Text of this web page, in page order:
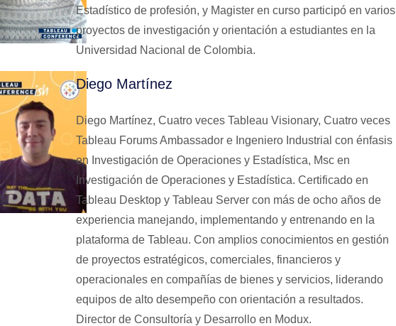
Estadístico de profesión, y Magister en curso participó en varios
proyectos de investigación y orientación a estudiantes en la
Universidad Nacional de Colombia.
Diego Martínez
Diego Martínez, Cuatro veces Tableau Visionary, Cuatro veces
Tableau Forums Ambassador e Ingeniero Industrial con énfasis
en Investigación de Operaciones y Estadística, Msc en
Investigación de Operaciones y Estadística. Certificado en
Tableau Desktop y Tableau Server con más de ocho años de
experiencia manejando, implementando y entrenando en la
plataforma de Tableau. Con amplios conocimientos en gestión
de proyectos estratégicos, comerciales, financieros y
operacionales en compañías de bienes y servicios, liderando
equipos de alto desempeño con orientación a resultados.
Director de Consultoría y Desarrollo en Modux.